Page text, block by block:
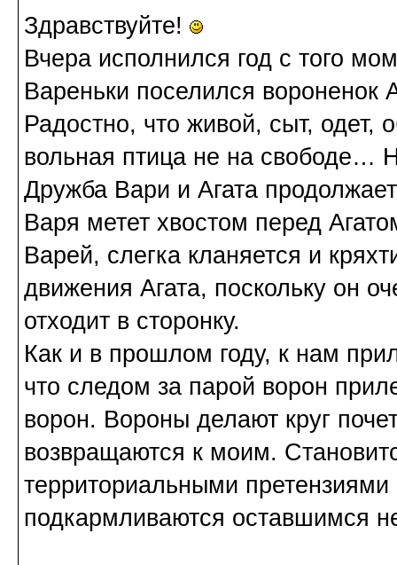
Здравствуйте!
Вчера исполнился год с того
Вареньки поселился
Радостно, что живой, сыт, одет,
вольная птица не на свободе…
Дружба Вари и Агата
Варя метет хвостом перед
Варей, слегка кланяется и
движения Агата, поскольку он
отходит в сторонку.
Как и в прошлом году, к нам
что следом за парой ворон
ворон. Вороны делают круг
возвращаются к моим.
территориальными
подкармливаются оставшимся